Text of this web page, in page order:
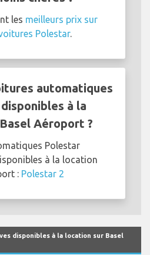
les meilleurs prix sur
Polestar.
automatiques
à la
Aéroport ?
Polestar
à la location
: Polestar 2
disponibles à la location sur Basel